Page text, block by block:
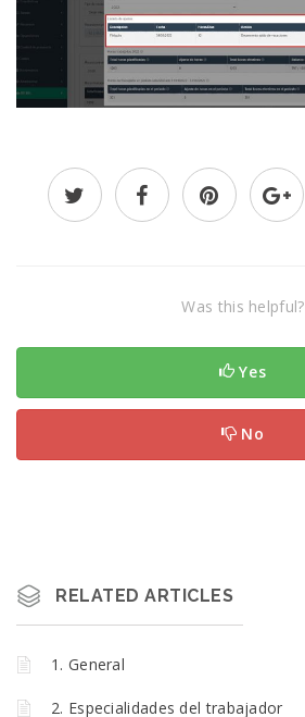
Was this helpful?
Yes
No
RELATED ARTICLES
1. General
2. Especialidades del trabajador